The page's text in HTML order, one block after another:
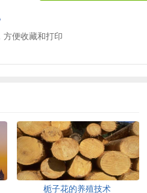
方便收藏和打印
栀子花的养殖技术